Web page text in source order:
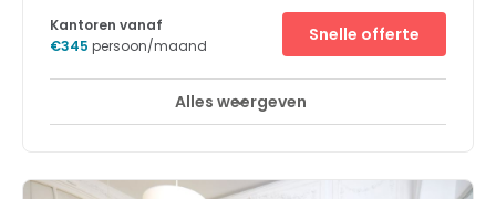
Break-Out Ruimtes Stadscentrum
heeft met saaie corporate vergaderruimtes in
Kantoren vanaf
€345 persoon/maand
Snelle offerte
Alles weergeven